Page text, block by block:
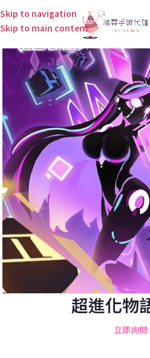
Skip to navigation
Skip to main content
超進化物
立即詢問